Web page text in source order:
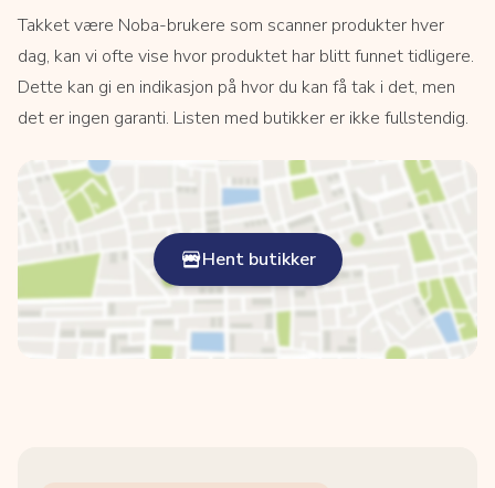
Takket være Noba-brukere som scanner produkter hver
dag, kan vi ofte vise hvor produktet har blitt funnet tidligere.
Dette kan gi en indikasjon på hvor du kan få tak i det, men
det er ingen garanti. Listen med butikker er ikke fullstendig.
Hent butikker